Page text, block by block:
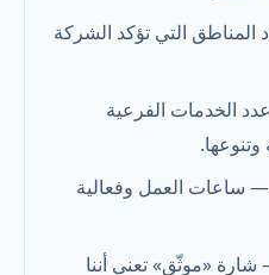
التي تؤكد الشركة
الخدمات الفرعية
— ساعات العمل وفعالية
«موثّق» تعني أننا